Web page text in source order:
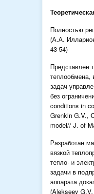
Полностью
(А.А.
43-54)
Представлен
теплообмена,
задач
без
conditions in
Grenkin G.V.,
model// J. of
Разработан
вязкой
тепло- и
задачи в
аппарата
(Alekseev